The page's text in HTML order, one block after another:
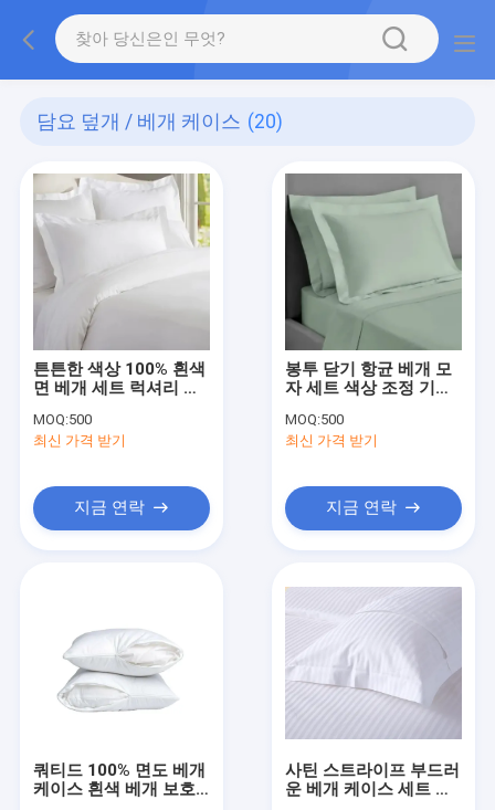
담요 덮개 / 베개 케이스 (20)
튼튼한 색상 100% 흰색
면 베개 세트 럭셔리 실
MOQ:500
최신 가격 받기
지금 연락
봉투 닫기 항균 베개 모
자 세트 색상 조정 기계
MOQ:500
최신 가격 받기
지금 연락
쿼티드 100% 면도 베개
케이스 흰색 베개 보호
사틴 스트라이프 부드러
운 베개 케이스 세트 개